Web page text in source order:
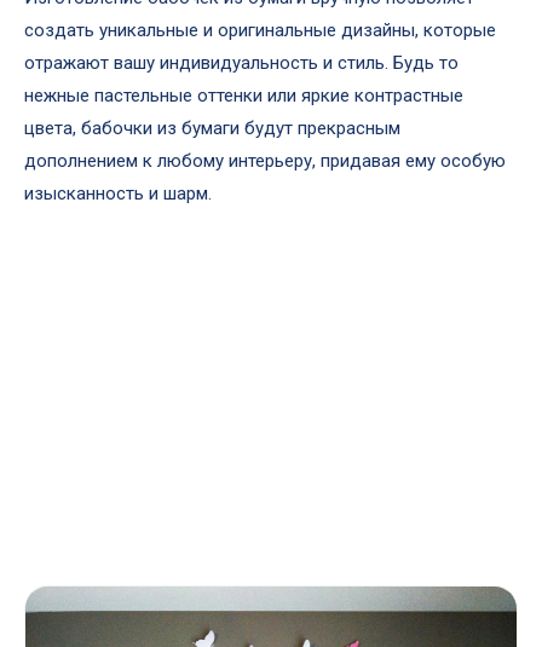
создать уникальные и оригинальные дизайны, которые
отражают вашу индивидуальность и стиль. Будь то
нежные пастельные оттенки или яркие контрастные
цвета, бабочки из бумаги будут прекрасным
дополнением к любому интерьеру, придавая ему особую
изысканность и шарм.